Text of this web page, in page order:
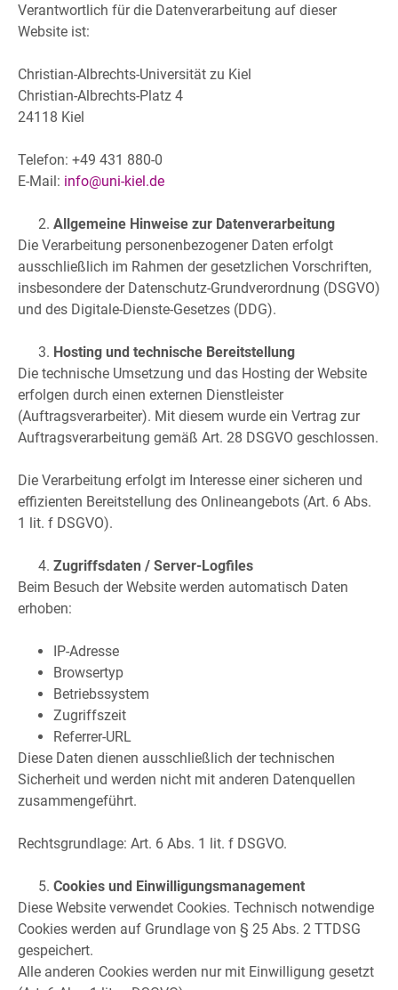
Verantwortlich für die Datenverarbeitung auf dieser
Website ist:
Christian-Albrechts-Universität zu Kiel
Christian-Albrechts-Platz 4
24118 Kiel
Telefon: +49 431 880-0
E-Mail: info@uni-kiel.de
Allgemeine Hinweise zur Datenverarbeitung
Die Verarbeitung personenbezogener Daten erfolgt
ausschließlich im Rahmen der gesetzlichen Vorschriften,
insbesondere der Datenschutz-Grundverordnung (DSGVO)
und des Digitale-Dienste-Gesetzes (DDG).
Hosting und technische Bereitstellung
Die technische Umsetzung und das Hosting der Website
erfolgen durch einen externen Dienstleister
(Auftragsverarbeiter). Mit diesem wurde ein Vertrag zur
Auftragsverarbeitung gemäß Art. 28 DSGVO geschlossen.
Die Verarbeitung erfolgt im Interesse einer sicheren und
effizienten Bereitstellung des Onlineangebots (Art. 6 Abs.
1 lit. f DSGVO).
Zugriffsdaten / Server-Logfiles
Beim Besuch der Website werden automatisch Daten
erhoben:
IP-Adresse
Browsertyp
Betriebssystem
Zugriffszeit
Referrer-URL
Diese Daten dienen ausschließlich der technischen
Sicherheit und werden nicht mit anderen Datenquellen
zusammengeführt.
Rechtsgrundlage: Art. 6 Abs. 1 lit. f DSGVO.
Cookies und Einwilligungsmanagement
Diese Website verwendet Cookies. Technisch notwendige
Cookies werden auf Grundlage von § 25 Abs. 2 TTDSG
gespeichert.
Alle anderen Cookies werden nur mit Einwilligung gesetzt